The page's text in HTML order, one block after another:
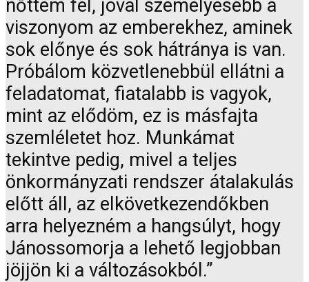
nőttem fel, jóval személyesebb a
viszonyom az emberekhez, aminek
sok előnye és sok hátránya is van.
Próbálom közvetlenebbül ellátni a
feladatomat, fiatalabb is vagyok,
mint az elődöm, ez is másfajta
szemléletet hoz. Munkámat
tekintve pedig, mivel a teljes
önkormányzati rendszer átalakulás
előtt áll, az elkövetkezendőkben
arra helyezném a hangsúlyt, hogy
Jánossomorja a lehető legjobban
jöjjön ki a változásokból.”